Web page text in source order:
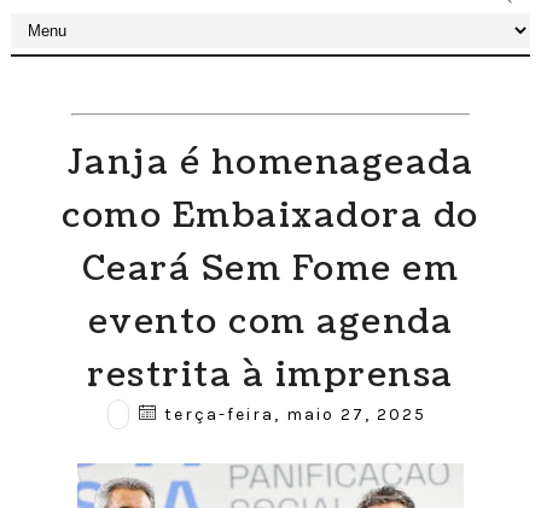
Janja é homenageada
como Embaixadora do
Ceará Sem Fome em
evento com agenda
restrita à imprensa
terça-feira, maio 27, 2025